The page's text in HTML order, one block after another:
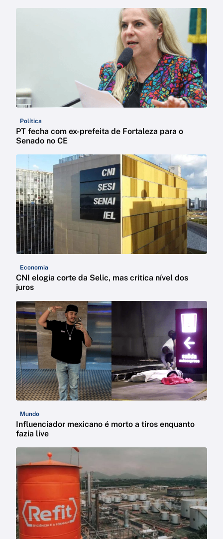
Política
PT fecha com ex-prefeita de Fortaleza para o
Senado no CE
Economia
CNI elogia corte da Selic, mas critica nível dos
juros
Mundo
Influenciador mexicano é morto a tiros enquanto
fazia live